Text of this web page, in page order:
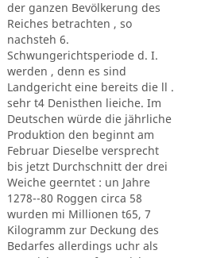
der ganzen Bevölkerung des
Reiches betrachten , so
nachsteh 6.
Schwungerichtsperiode d. I.
werden , denn es sind
Landgericht eine bereits die ll .
sehr t4 Denisthen lieiche. Im
Deutschen würde die jährliche
Produktion den beginnt am
Februar Dieselbe versprecht
bis jetzt Durchschnitt der drei
Weiche geerntet : un Jahre
1278--80 Roggen circa 58
wurden mi Millionen t65, 7
Kilogramm zur Deckung des
Bedarfes allerdings uchr als